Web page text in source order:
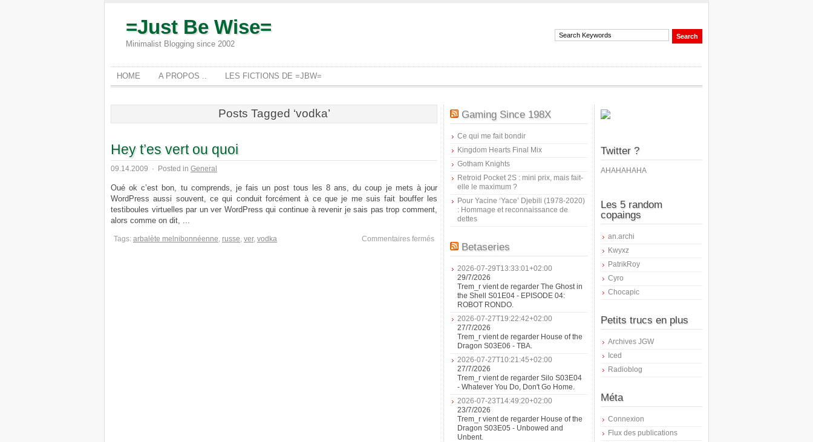
=Just Be Wise=
Minimalist Blogging since 2002
HOME A PROPOS .. LES FICTIONS DE =JBW=
Posts Tagged ‘vodka’
Hey t’es vert ou quoi
09.14.2009 · Posted in General
Oué ok c’est bon, tu comprends, je fais un post tous les 8 ans, du coup je mets à jour
WordPress aussi souvent, ce qui conduit forcément à ce que je me suis fait bouffer les
testiboules virtuelles par un ver WordPress qui continue à revenir je sais pas trop comment,
alors comme on dit, ...
Commentaires ferméssur
Hey
t’es
vert
quoi
Tags: arbalète melnibonnéenne, russe, ver, vodka
Gaming Since 198X
Ce qui me fait bondir
Kingdom Hearts Final Mix
Gotham Knights
Retroid Pocket 2S : mini prix, mais fait-
elle le maximum ?
Pour Yacine ‘Yace’ Djebili (1978-2020)
: Hommage et reconnaissance de
dettes
Betaseries
2026-07-29T13:33:01+02:00
29/7/2026
Trem_r vient de regarder The Ghost in
the Shell S01E04 - EPISODE 04:
ROBOT RONDO.
2026-07-27T19:22:42+02:00
27/7/2026
Trem_r vient de regarder House of the
Dragon S03E06 - TBA.
2026-07-27T10:21:45+02:00
27/7/2026
Trem_r vient de regarder Silo S03E04
- Whatever You Do, Don't Go Home.
2026-07-23T14:49:20+02:00
23/7/2026
Trem_r vient de regarder House of the
Dragon S03E05 - Unbowed and
Unbent.
Twitter ?
AHAHAHAHA
Les 5 random
copaings
an.archi
Kwyxz
PatrikRoy
Cyro
Chocapic
Petits trucs en plus
Archives JGW
Iced
Radioblog
Méta
Connexion
Flux des publications